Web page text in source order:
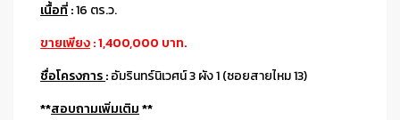
เนื้อที่:16 ตร.ว.
ขายเพียง: 1,400,000 บาท.
ชื่อโครงการ:อัมรินทร์นิเวศน์ 3 ผัง 1 (ซอยสายไหม 13)
**สอบถามเพิ่มเติม**